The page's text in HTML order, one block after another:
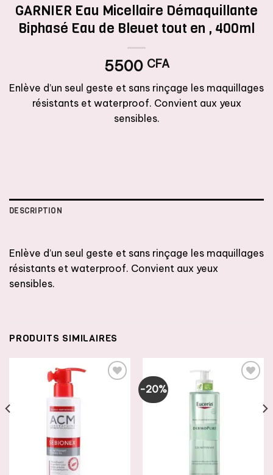
GARNIER Eau Micellaire Démaquillante
Biphasé Eau de Bleuet tout en , 400ml
5500 CFA
Enlève d’un seul geste et sans rinçage les maquillages
résistants et waterproof. Convient aux yeux
sensibles.
DESCRIPTION
Enlève d’un seul geste et sans rinçage les maquillages
résistants et waterproof. Convient aux yeux
sensibles.
PRODUITS SIMILAIRES
SOUHAITS
-20%
AJOUTER
LISTE DE
SOUHAITS